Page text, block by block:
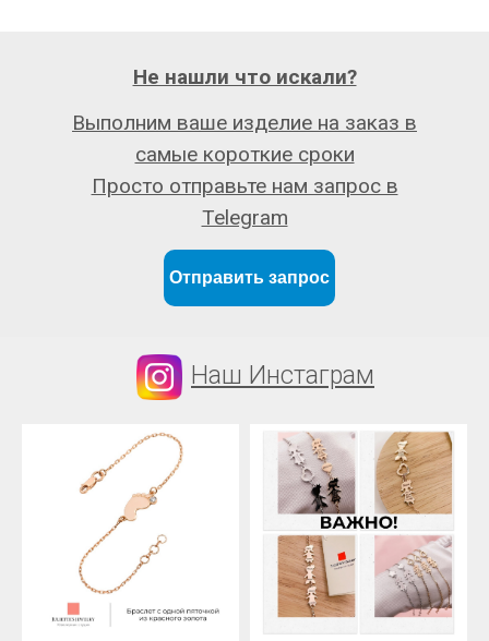
Отправить запрос
Выполним ваше изделие на заказ в
самые короткие сроки
Просто отправьте нам запрос в
Telegram
Не нашли что искали?
Наш Инстаграм